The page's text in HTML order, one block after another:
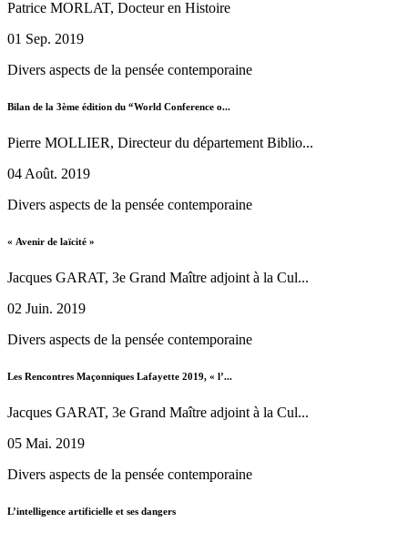
Patrice MORLAT, Docteur en Histoire
01 Sep. 2019
Divers aspects de la pensée contemporaine
Bilan de la 3ème édition du “World Conference o...
Pierre MOLLIER, Directeur du département Biblio...
04 Août. 2019
Divers aspects de la pensée contemporaine
« Avenir de laïcité »
Jacques GARAT, 3e Grand Maître adjoint à la Cul...
02 Juin. 2019
Divers aspects de la pensée contemporaine
Les Rencontres Maçonniques Lafayette 2019, « l’...
Jacques GARAT, 3e Grand Maître adjoint à la Cul...
05 Mai. 2019
Divers aspects de la pensée contemporaine
L’intelligence artificielle et ses dangers